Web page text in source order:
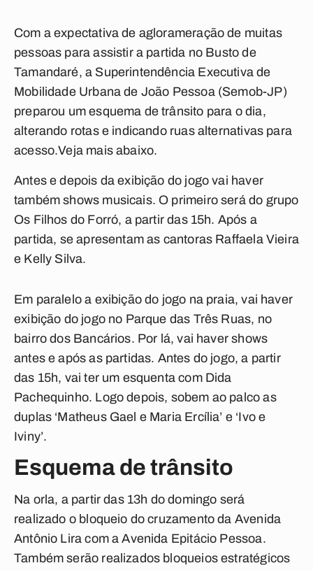
Com a expectativa de aglorameração de muitas
pessoas para assistir a partida no Busto de
Tamandaré, a Superintendência Executiva de
Mobilidade Urbana de João Pessoa (Semob-JP)
preparou um esquema de trânsito para o dia,
alterando rotas e indicando ruas alternativas para
acesso.Veja mais abaixo.
Antes e depois da exibição do jogo vai haver
também shows musicais. O primeiro será do grupo
Os Filhos do Forró, a partir das 15h. Após a
partida, se apresentam as cantoras Raffaela Vieira
e Kelly Silva.
Em paralelo a exibição do jogo na praia, vai haver
exibição do jogo no Parque das Três Ruas, no
bairro dos Bancários. Por lá, vai haver shows
antes e após as partidas. Antes do jogo, a partir
das 15h, vai ter um esquenta com Dida
Pachequinho. Logo depois, sobem ao palco as
duplas ‘Matheus Gael e Maria Ercília’ e ‘Ivo e
Iviny’.
Esquema de trânsito
Na orla, a partir das 13h do domingo será
realizado o bloqueio do cruzamento da Avenida
Antônio Lira com a Avenida Epitácio Pessoa.
Também serão realizados bloqueios estratégicos